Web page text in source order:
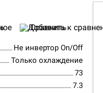
Сравнить
Не инвертор On/Off
Только охлаждение
73
7.3